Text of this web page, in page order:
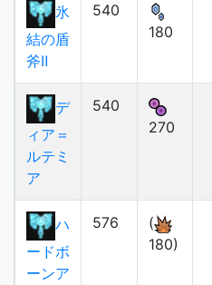
氷
結の盾
斧Ⅱ
540
180
デ
ィア＝
ルテミ
ア
540
270
ハ
ードボ
ーンア
576
(
180)